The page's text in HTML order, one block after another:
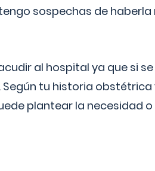
sospechas de
al hospital ya que si
tu historia
plantear la necesidad